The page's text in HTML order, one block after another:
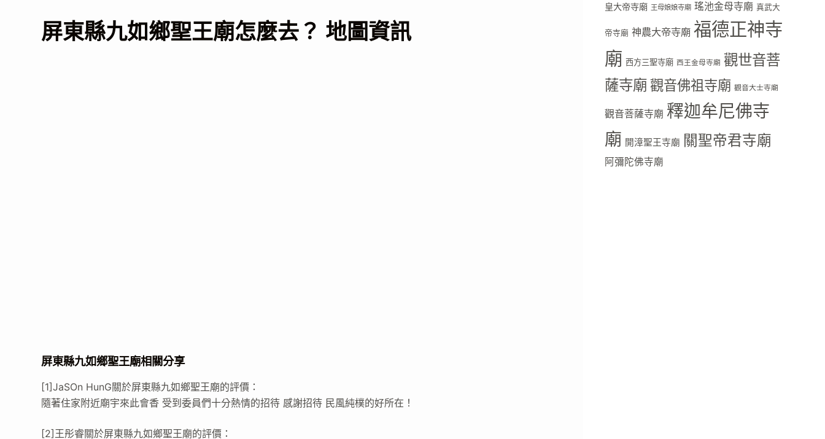
屏東縣九如鄉聖王廟怎麼去？ 地圖資訊
屏東縣九如鄉聖王廟相關分享
[1]JaSOn HunG關於屏東縣九如鄉聖王廟的評價：
隨著住家附近廟宇來此會香 受到委員們十分熱情的招待 感謝招待 民風純樸的好所在！
[2]王彤睿關於屏東縣九如鄉聖王廟的評價：
皇大帝寺廟 王母娘娘寺廟 瑤池金母寺廟 真武大
帝寺廟 神農大帝寺廟 福德正神寺
廟 西方三聖寺廟 西王金母寺廟 觀世音菩
薩寺廟觀音佛祖寺廟 觀音大士寺廟
觀音菩薩寺廟 釋迦牟尼佛寺
廟 開漳聖王寺廟 關聖帝君寺廟
阿彌陀佛寺廟